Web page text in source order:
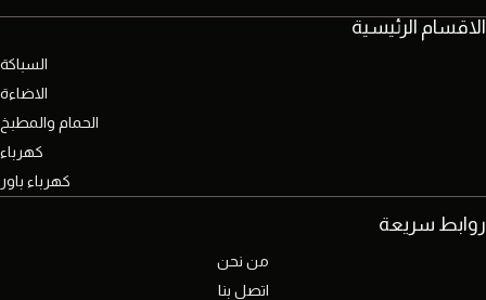
الاقسام الرئيسية
السباكة
الاضاءة
الحمام والمطبخ
كهرباء
كهرباء باور
روابط سريعة
من نحن
اتصل بنا